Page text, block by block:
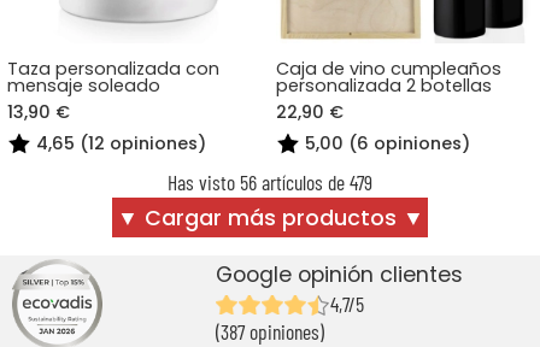
Taza personalizada con
mensaje soleado
13,90 €
4,65 (12 opiniones)
Caja de vino cumpleaños
personalizada 2 botellas
22,90 €
5,00 (6 opiniones)
Has visto 56 artículos de 479
▼ Cargar más productos ▼
Google opinión clientes
4,7/5
(387 opiniones)